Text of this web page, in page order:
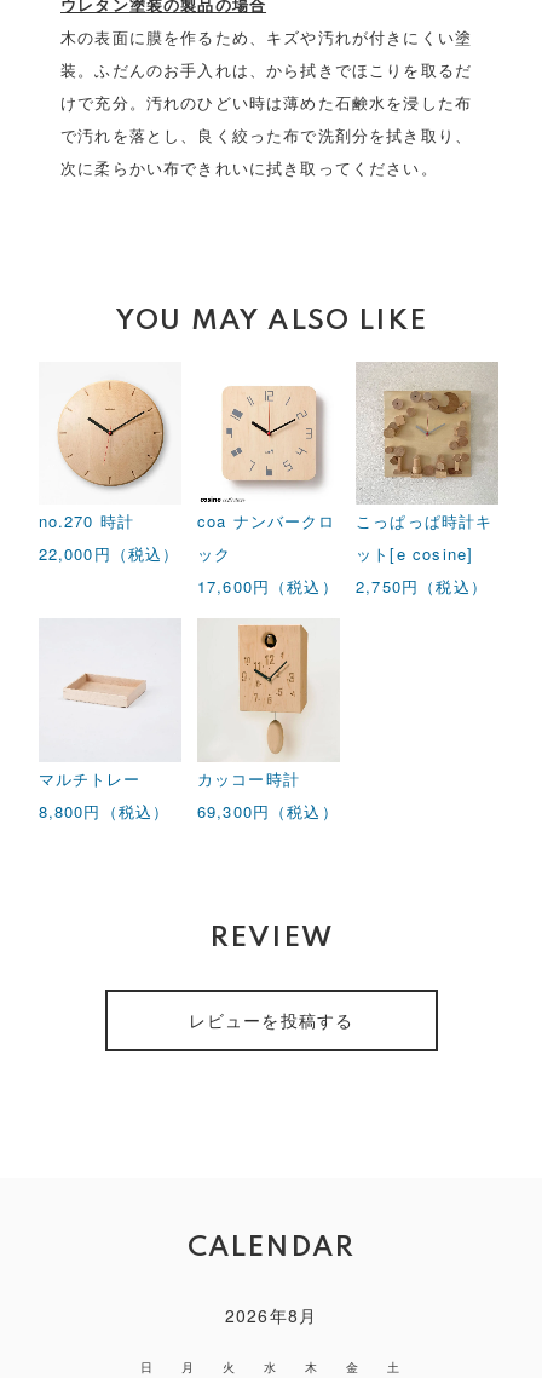
木の表面に膜を作るため、キズや汚れが付きにくい塗
装。ふだんのお手入れは、から拭きでほこりを取るだ
けで充分。汚れのひどい時は薄めた石鹸水を浸した布
で汚れを落とし、良く絞った布で洗剤分を拭き取り、
次に柔らかい布できれいに拭き取ってください。
YOU MAY ALSO LIKE
no.270 時計
22,000円（税込）
coa ナンバークロ
ック
17,600円（税込）
こっぱっぱ時計キ
ット[e cosine]
2,750円（税込）
マルチトレー
8,800円（税込）
カッコー時計
69,300円（税込）
REVIEW
レビューを投稿する
CALENDAR
2026年8月
日 月 火 水 木 金 土